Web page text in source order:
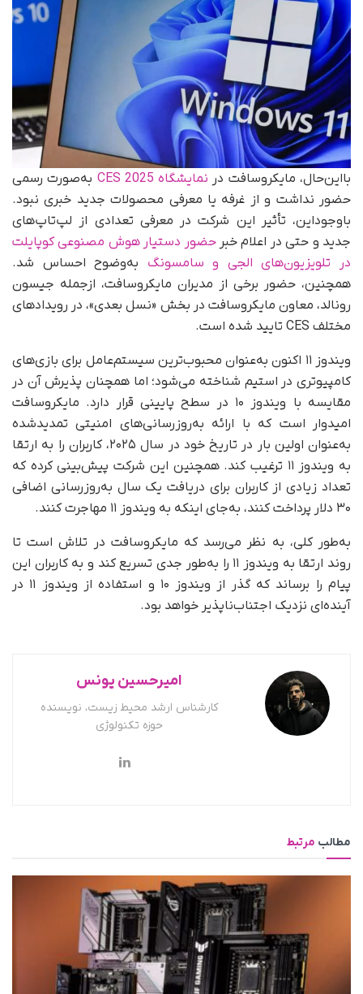
با‌این‌حال، مایکروسافت در نمایشگاه CES 2025
به‌صورت رسمی
حضور نداشت و از غرفه یا معرفی محصولات جدید خبری نبود.
باوجود‌این، تأثیر این شرکت در معرفی تعدادی از لپ‌تاپ‌های
جدید و حتی در اعلام خبرحضور دستیار هوش مصنوعی کوپایلت
در تلویزیون‌های الجی و سامسونگ به‌وضوح احساس شد.
همچنین، حضور برخی از مدیران مایکروسافت، از‌جمله جیسون
رونالد، معاون مایکروسافت در بخش «نسل بعدی»، در رویدادهای
مختلف CES تایید شده است.
ویندوز ۱۱ اکنون به‌عنوان محبوب‌ترین سیستم‌عامل برای بازی‌های
کامپیوتری در استیم شناخته می‌شود؛ اما همچنان پذیرش آن در
مقایسه با ویندوز ۱۰ در سطح پایینی قرار دارد. مایکروسافت
امیدوار است که با ارائه به‌روزرسانی‌های امنیتی تمدیدشده
به‌عنوان اولین بار در تاریخ خود در سال ۲۰۲۵، کاربران را به ارتقا
به ویندوز ۱۱ ترغیب کند. همچنین این شرکت پیش‌بینی کرده که
تعداد زیادی از کاربران برای دریافت یک سال به‌روزرسانی اضافی
۳۰ دلار پرداخت کنند، به‌جای اینکه به ویندوز ۱۱ مهاجرت کنند.
به‌طور کلی، به نظر می‌رسد که مایکروسافت در تلاش است تا
روند ارتقا به ویندوز ۱۱ را به‌طور جدی تسریع کند و به کاربران این
پیام را برساند که گذر از ویندوز ۱۰ و استفاده از ویندوز ۱۱ در
آینده‌ای نزدیک اجتناب‌ناپذیر خواهد بود.
امیرحسین یونس
کارشناس ارشد محیط زیست، نویسنده
حوزه تکنولوژی
مطالب مرتبط